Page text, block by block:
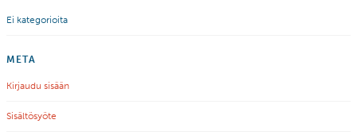
Ei kategorioita
META
Kirjaudu sisään
Sisältösyöte